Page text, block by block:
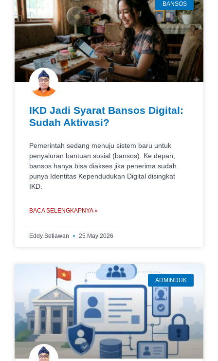
BANSOS
IKD Jadi Syarat Bansos Digital:
Sudah Aktivasi?
Pemerintah sedang menuju sistem baru untuk
penyaluran bantuan sosial (bansos). Ke depan,
bansos hanya bisa diakses jika penerima sudah
punya Identitas Kependudukan Digital disingkat
IKD.
BACA SELENGKAPNYA »
Eddy Setiawan 25 May 2026
ADMINDUK